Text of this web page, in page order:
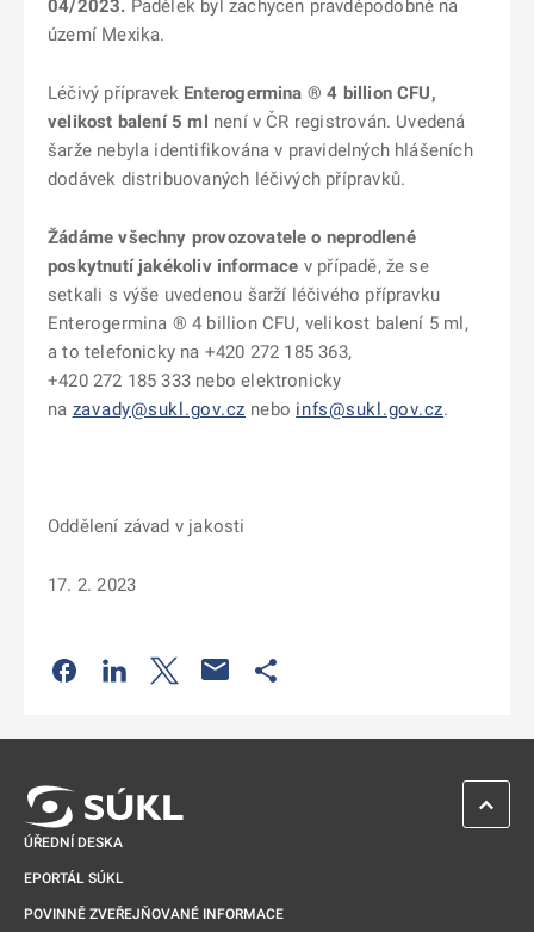
04/2023. Padělek byl zachycen pravděpodobně na
území Mexika.
Léčivý přípravek Enterogermina ® 4 billion CFU,
velikost balení 5 ml není v ČR registrován. Uvedená
šarže nebyla identifikována v pravidelných hlášeních
dodávek distribuovaných léčivých přípravků.
Žádáme všechny provozovatele o neprodlené
poskytnutí jakékoliv informace v případě, že se
setkali s výše uvedenou šarží léčivého přípravku
Enterogermina ® 4 billion CFU, velikost balení 5 ml,
a to telefonicky na +420 272 185 363,
+420 272 185 333 nebo elektronicky
na zavady@sukl.gov.cz nebo infs@sukl.gov.cz.
Oddělení závad v jakosti
17. 2. 2023
Odkaz se otevře na nové kartě
Odkaz se otevře na nové kartě
Odkaz se otevře na nové kartě
ÚŘEDNÍ DESKA
EPORTÁL SÚKL
POVINNĚ ZVEŘEJŇOVANÉ INFORMACE
ZPĚT